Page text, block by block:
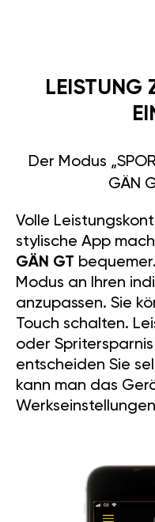
LEISTUNG
Der Modus
GÄN
Volle
stylische App
GÄN GT
Modus an Ihren
anzupassen. Sie
Touch schalten.
oder Spritersparnis
entscheiden Sie
kann man das